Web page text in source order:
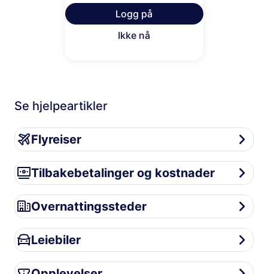
Logg på
Ikke nå
Se hjelpeartikler
Flyreiser
Flyreiser
Tilbakebetalinger og kostnader
Tilbakebetalinger og kostnader
Overnattingssteder
Overnattingssteder
Leiebiler
Leiebiler
Opplevelser